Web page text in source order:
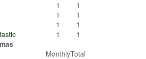
1
1
1
1
1
1
1
1
MonthlyTotal